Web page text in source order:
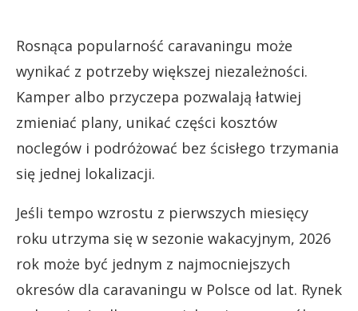
Rosnąca popularność caravaningu może
wynikać z potrzeby większej niezależności.
Kamper albo przyczepa pozwalają łatwiej
zmieniać plany, unikać części kosztów
noclegów i podróżować bez ścisłego trzymania
się jednej lokalizacji.
Jeśli tempo wzrostu z pierwszych miesięcy
roku utrzyma się w sezonie wakacyjnym, 2026
rok może być jednym z najmocniejszych
okresów dla caravaningu w Polsce od lat. Rynek